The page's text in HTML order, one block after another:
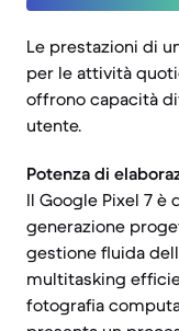
Le prestazioni di
per le attività
offrono capacità
utente.
Potenza di
Il Google Pixel 7
generazione
gestione fluida
multitasking
fotografia